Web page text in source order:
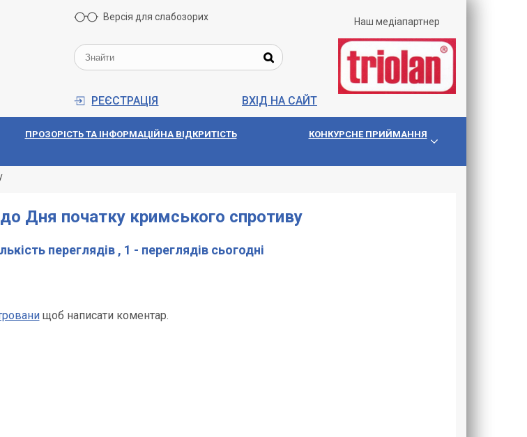
Версія для слабозорих
РЕЄСТРАЦІЯ ВХІД НА САЙТ
Наш медіапартнер
ПРОЗОРIСТЬ ТА IНФОРМАЦIЙНА ВIДКРИТIСТЬ КОНКУРСНЕ ПРИЙМАННЯ
до Дня початку кримського спротиву
переглядів , 1 - переглядів сьогодні
щоб написати коментар.